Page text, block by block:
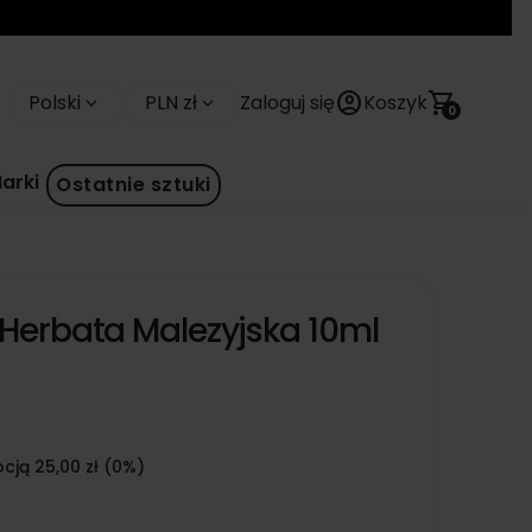
Polski keyboard_arrow_down PLN zł keyboard_arrow_down Zaloguj sięaccount_circleKoszyk 0
shopping_cart
Ostatnie sztuki
Malezyjska 10ml
25,00 zł (0%)